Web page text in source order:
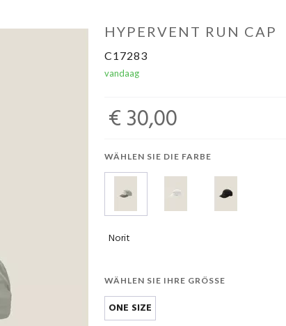
HYPERVENT RUN CAP
C17283
vandaag
€ 30,00
WÄHLEN SIE DIE FARBE
Norit
WÄHLEN SIE IHRE GRÖSSE
ONE SIZE